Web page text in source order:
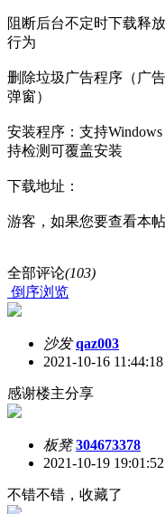
阻断后台不定时下载释
行为
删除垃圾广告程序（广
弹窗）
安装程序：支持
持检测可覆盖安装
下载地址：
游客，如果您要查看本
全部评论(103)
倒序浏览
沙发 qaz003
2021-10-16 11:44:18
感谢楼主分享
板凳 304673378
2021-10-19 19:01:52
不错不错，收藏了